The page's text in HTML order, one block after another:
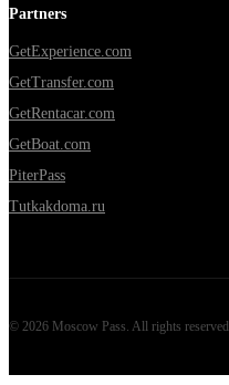
Partners
GetExperience.com
GetTransfer.com
GetRentacar.com
GetBoat.com
PiterPass
Tutkakdoma.ru
© 2026 Moscow Pass . All rights reserved.